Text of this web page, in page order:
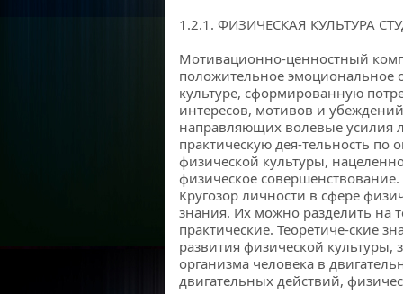
1.2.1. ФИЗИЧЕСКАЯ КУЛЬТУРА
Мотивационно-ценностный
положительное эмоциональное
культуре, сформированную
интересов, мотивов и
направляющих волевые усилия
практическую дея-тельность по
физической культуры,
физическое совершенствование.
Кругозор личности в сфере
знания. Их можно разделить на
практические. Теоретиче-ские
развития физической культуры,
организма человека в
двигательных действий,